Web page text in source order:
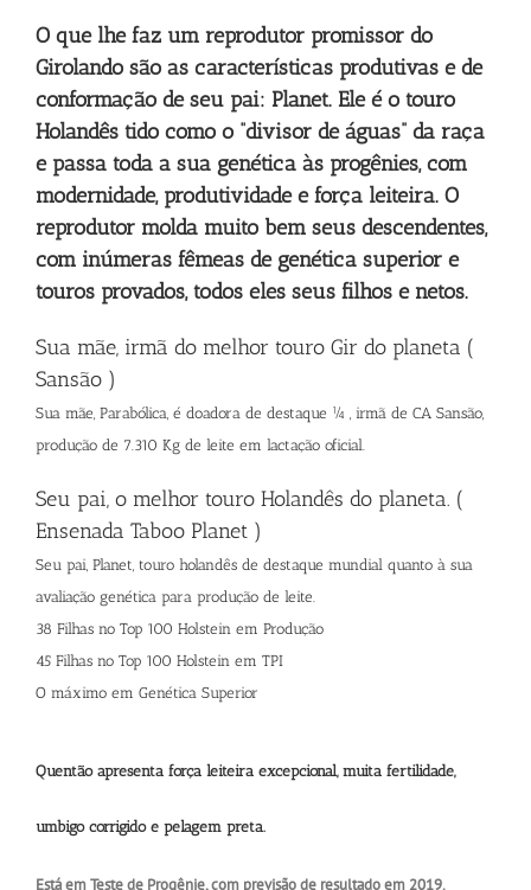
O que lhe faz um reprodutor promissor do
Girolando são as características produtivas e de
conformação de seu pai: Planet. Ele é o touro
Holandês tido como o “divisor de águas” da raça
e passa toda a sua genética às progênies, com
modernidade, produtividade e força leiteira. O
reprodutor molda muito bem seus descendentes,
com inúmeras fêmeas de genética superior e
touros provados, todos eles seus filhos e netos.
Sua mãe, irmã do melhor touro Gir do planeta (
Sansão )
Sua mãe, Parabólica, é doadora de destaque ¼ , irmã de CA Sansão,
produção de 7.310 Kg de leite em lactação oficial.
Seu pai, o melhor touro Holandês do planeta. (
Ensenada Taboo Planet )
Seu pai, Planet, touro holandês de destaque mundial quanto à sua
avaliação genética para produção de leite.
38 Filhas no Top 100 Holstein em Produção
45 Filhas no Top 100 Holstein em TPI
O máximo em Genética Superior
Quentão apresenta força leiteira excepcional, muita fertilidade,
umbigo corrigido e pelagem preta.
Está em Teste de Progênie, com previsão de resultado em 2019.